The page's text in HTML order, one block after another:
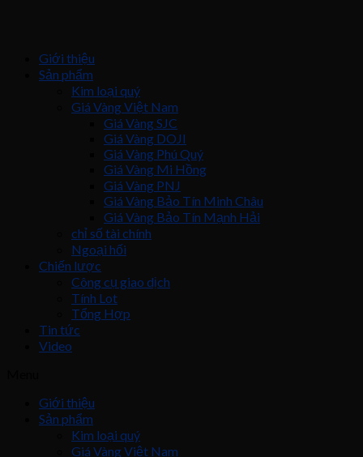
Giới thiệu
Sản phẩm
Kim loại quý
Giá Vàng Việt Nam
Giá Vàng SJC
Giá Vàng DOJI
Giá Vàng Phú Quý
Giá Vàng Mi Hồng
Giá Vàng PNJ
Giá Vàng Bảo Tín Minh Châu
Giá Vàng Bảo Tín Mạnh Hải
chỉ số tài chính
Ngoại hối
Chiến lược
Công cụ giao dịch
Tính Lot
Tổng Hợp
Tin tức
Video
Giới thiệu
Sản phẩm
Kim loại quý
Giá Vàng Việt Nam